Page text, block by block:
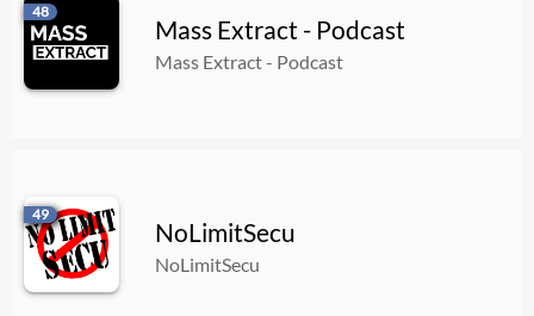
48
Mass Extract - Podcast
Mass Extract - Podcast
49
NoLimitSecu
NoLimitSecu